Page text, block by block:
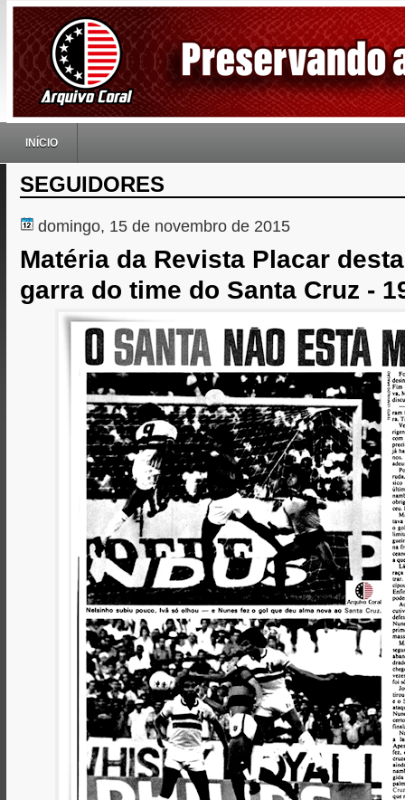
INÍCIO
SEGUIDORES
domingo, 15 de novembro de 2015
Matéria da Revista Placar
garra do time do Santa Cruz -